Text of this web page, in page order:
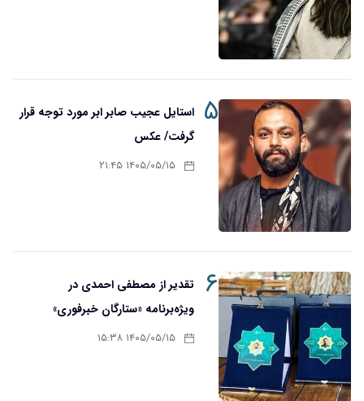
۵ استایل عجیب صابر ابر مورد توجه قرار
گرفت/ عکس
۱۴۰۵/۰۵/۱۵ ۲۱:۴۵
۶
تقدیر از مصطفی احمدی در
ویژه‌برنامه «ستارگان خبرفوری»
۱۴۰۵/۰۵/۱۵ ۱۵:۳۸